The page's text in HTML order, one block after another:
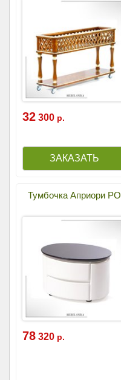
32 300 р.
Тумбочка Априори РО
78 320 р.